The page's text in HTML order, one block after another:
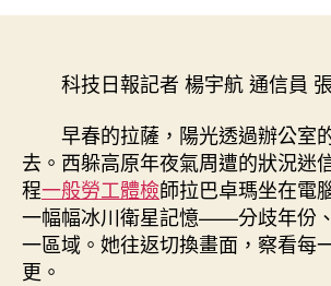
期
科技日報記者 楊宇航 通信員
早春的拉薩，陽光透過辦公室
去。西躲高原年夜氣周遭的狀況迷
程一般勞工體檢師拉巴卓瑪坐在電
一幅幅冰川衛星記憶——分歧年份
一區域。她往返切換畫面，察看每
更。